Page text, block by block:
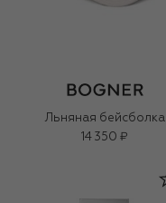
Льняная бейсболка
14 350 ₽